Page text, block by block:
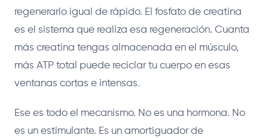
regenerarlo igual de rápido. El fosfato de creatina
es el sistema que realiza esa regeneración. Cuanta
más creatina tengas almacenada en el músculo,
más ATP total puede reciclar tu cuerpo en esas
ventanas cortas e intensas.
Ese es todo el mecanismo. No es una hormona. No
es un estimulante. Es un amortiguador de